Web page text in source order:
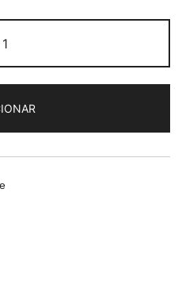
de
Capri